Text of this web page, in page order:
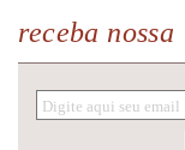
receba nossa